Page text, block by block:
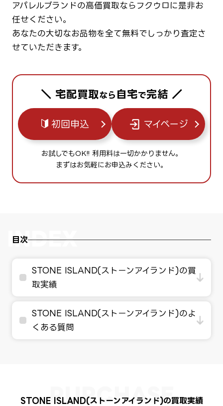
アパレルブランドの高価買取ならフクウロに是非お
任せください。
あなたの大切なお品物を全て無料でしっかり査定さ
せていただきます。
＼ 宅配買取なら 自宅で完結 ／
初回申込 マイページ
お試しでもOK!! 利用料は一切かかりません。
まずはお気軽にお申込みください。
目次
STONE ISLAND(ストーンアイランド)の買
取実績
STONE ISLAND(ストーンアイランド)のよ
くある質問
STONE ISLAND(ストーンアイランド)の買取実績